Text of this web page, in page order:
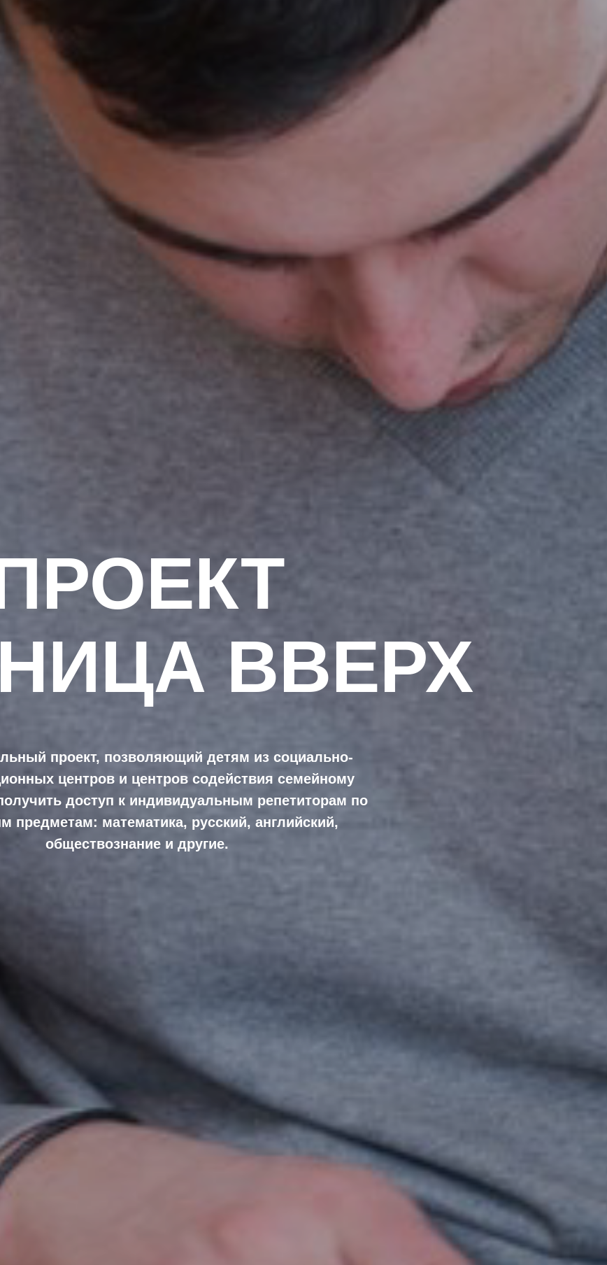
ВВЕРХ
проект, позволяющий детям из социально-
центров и центров содействия семейному
доступ к индивидуальным репетиторам по
предметам: математика, русский, английский,
обществознание и другие.